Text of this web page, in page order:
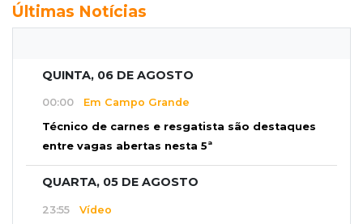
Últimas Notícias
QUINTA, 06 DE AGOSTO
00:00 Em Campo Grande
Técnico de carnes e resgatista são destaques
entre vagas abertas nesta 5ª
QUARTA, 05 DE AGOSTO
23:55 Vídeo